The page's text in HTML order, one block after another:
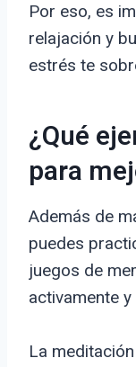
Por eso, es
relajación y
estrés te
¿Qué
para
Además de
puedes
juegos de
activamente
La